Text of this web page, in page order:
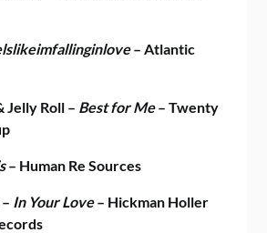
– Atlantic
Jelly Roll – Best for Me– Twenty
– Human Re Sources
In Your Love– Hickman Holler